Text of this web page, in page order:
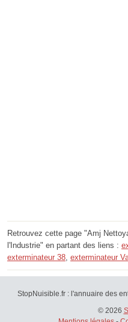
Retrouvez cette page "Amj
l'Industrie" en partant des liens :
exterminateur 38, exterminateur
StopNuisible.fr : l'annuaire des
© 2026